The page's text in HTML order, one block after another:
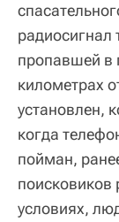
радиосигнал
пропавшей в
километрах
установлен,
когда
пойман,
поисковиков
условиях,